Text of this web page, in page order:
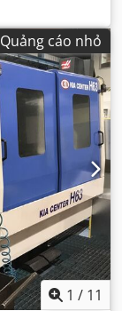
Quảng cáo nhỏ
1 / 11